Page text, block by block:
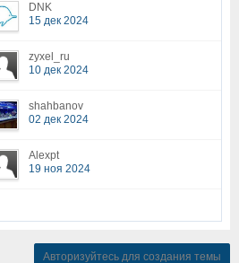
DNK
15 дек 2024
zyxel_ru
10 дек 2024
shahbanov
02 дек 2024
Alexpt
19 ноя 2024
Авторизуйтесь для создания темы